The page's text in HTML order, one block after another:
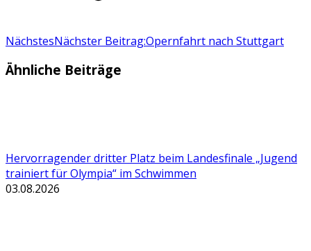
NächstesNächster Beitrag:Opernfahrt nach Stuttgart
Ähnliche Beiträge
Hervorragender dritter Platz beim Landesfinale „Jugend
trainiert für Olympia“ im Schwimmen
03.08.2026